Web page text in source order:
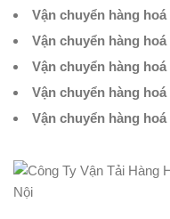
Vận chuyển hàng
Vận chuyển hàng
Vận chuyển hàng hoá
Vận chuyển hàng
Vận chuyển hàng